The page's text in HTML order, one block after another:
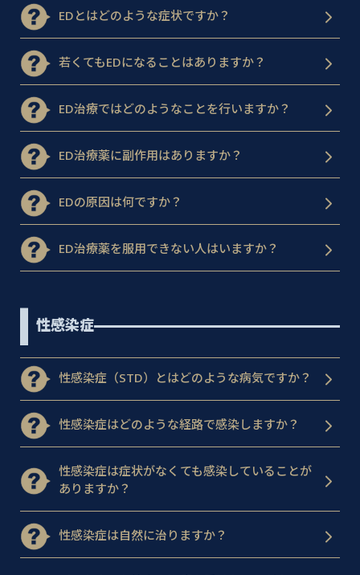
EDとはどのような症状ですか？
若くてもEDになることはありますか？
ED治療ではどのようなことを行いますか？
ED治療薬に副作用はありますか？
EDの原因は何ですか？
ED治療薬を服用できない人はいますか？
性感染症
性感染症（STD）とはどのような病気ですか？
性感染症はどのような経路で感染しますか？
性感染症は症状がなくても感染していることが
ありますか？
性感染症は自然に治りますか？